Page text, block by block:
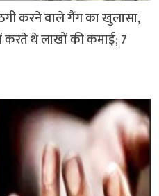
करने वाले गैंग का खुलासा,
करते थे लाखों की कमाई; 7